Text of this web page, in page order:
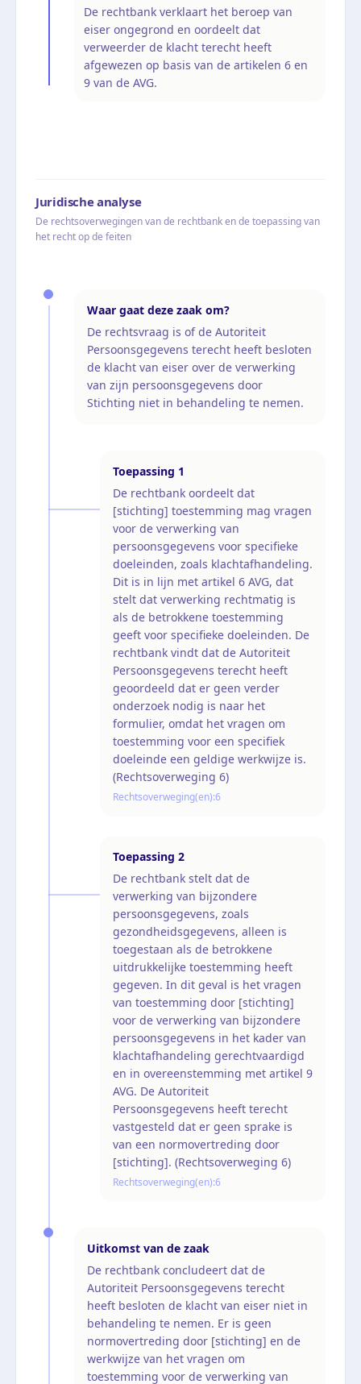
De rechtbank verklaart het beroep van
eiser ongegrond en oordeelt dat
verweerder de klacht terecht heeft
afgewezen op basis van de artikelen 6 en
9 van de AVG.
Juridische analyse
De rechtsoverwegingen van de rechtbank en de toepassing van
het recht op de feiten
Waar gaat deze zaak om?
De rechtsvraag is of de Autoriteit
Persoonsgegevens terecht heeft besloten
de klacht van eiser over de verwerking
van zijn persoonsgegevens door
Stichting niet in behandeling te nemen.
Toepassing 1
De rechtbank oordeelt dat
[stichting] toestemming mag vragen
voor de verwerking van
persoonsgegevens voor specifieke
doeleinden, zoals klachtafhandeling.
Dit is in lijn met artikel 6 AVG, dat
stelt dat verwerking rechtmatig is
als de betrokkene toestemming
geeft voor specifieke doeleinden. De
rechtbank vindt dat de Autoriteit
Persoonsgegevens terecht heeft
geoordeeld dat er geen verder
onderzoek nodig is naar het
formulier, omdat het vragen om
toestemming voor een specifiek
doeleinde een geldige werkwijze is.
(Rechtsoverweging 6)
Rechtsoverweging(en):6
Toepassing 2
De rechtbank stelt dat de
verwerking van bijzondere
persoonsgegevens, zoals
gezondheidsgegevens, alleen is
toegestaan als de betrokkene
uitdrukkelijke toestemming heeft
gegeven. In dit geval is het vragen
van toestemming door [stichting]
voor de verwerking van bijzondere
persoonsgegevens in het kader van
klachtafhandeling gerechtvaardigd
en in overeenstemming met artikel 9
AVG. De Autoriteit
Persoonsgegevens heeft terecht
vastgesteld dat er geen sprake is
van een normovertreding door
[stichting]. (Rechtsoverweging 6)
Rechtsoverweging(en):6
Uitkomst van de zaak
De rechtbank concludeert dat de
Autoriteit Persoonsgegevens terecht
heeft besloten de klacht van eiser niet in
behandeling te nemen. Er is geen
normovertreding door [stichting] en de
werkwijze van het vragen om
toestemming voor de verwerking van